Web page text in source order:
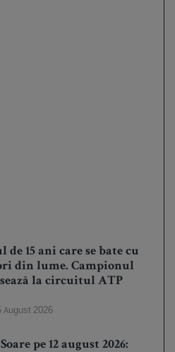
15 ani care se bate cu
din lume. Campionul
la circuitul ATP
August 2026
pe 12 august 2026: